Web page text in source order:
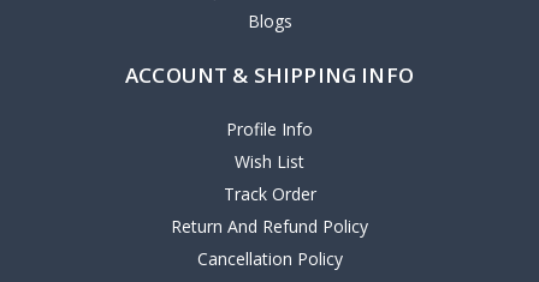
Blogs
ACCOUNT & SHIPPING INFO
Profile Info
Wish List
Track Order
Return And Refund Policy
Cancellation Policy